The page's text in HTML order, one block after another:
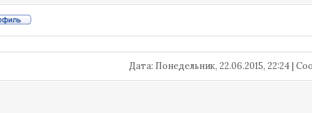
Дата: Понедельник, 22.06.2015, 22:24 |